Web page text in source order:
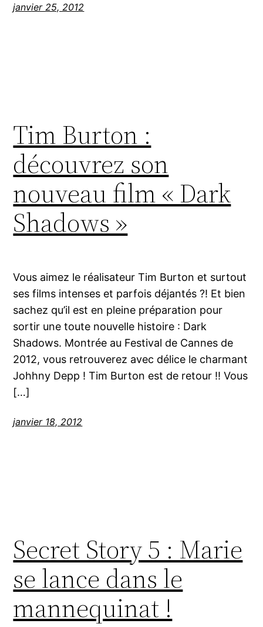
janvier 25, 2012
Tim Burton :
découvrez son
nouveau film « Dark
Shadows »
Vous aimez le réalisateur Tim Burton et surtout
ses films intenses et parfois déjantés ?! Et bien
sachez qu’il est en pleine préparation pour
sortir une toute nouvelle histoire : Dark
Shadows. Montrée au Festival de Cannes de
2012, vous retrouverez avec délice le charmant
Johhny Depp ! Tim Burton est de retour !! Vous
[…]
janvier 18, 2012
Secret Story 5 : Marie
se lance dans le
mannequinat !